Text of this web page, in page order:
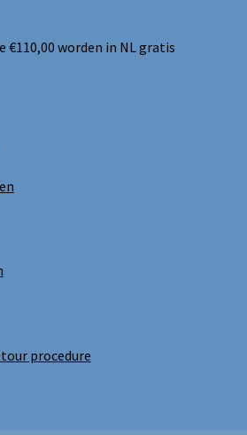
€110,00 worden in NL gratis
procedure